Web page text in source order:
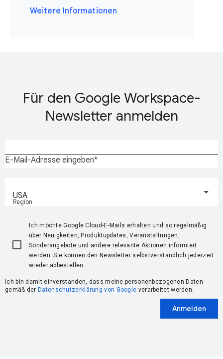
Weitere Informationen
Für den Google Workspace-
Newsletter anmelden
E-Mail-Adresse eingeben
Region
USA
Ich möchte Google Cloud-E‑Mails erhalten und so regelmäßig
über Neuigkeiten, Produktupdates, Veranstaltungen,
Sonderangebote und andere relevante Aktionen informiert
werden. Sie können den Newsletter selbstverständlich jederzeit
wieder abbestellen.
Ich bin damit einverstanden, dass meine personenbezogenen Daten
gemäß der Datenschutzerklärung von Google verarbeitet werden.
Anmelden